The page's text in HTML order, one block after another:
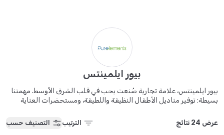
بيور ايلمينتس
بيور ايلمينتس، علامة تجارية صُنعت بحب في قلب الشرق الأوسط. مهمتنا
بسيطة: توفير مناديل الأطفال النظيفة واللطيفة، ومستحضرات العناية
المهدئة لمناديلنا إلى الخصائص المغذية لمستحضرات العناية الشخصية،
يتم تصنيع كل منتج من منتجات بيور ايلمينتس بعناية لضمان أقصى
عرض 24 نتائج الترتيب التصنيف حسب